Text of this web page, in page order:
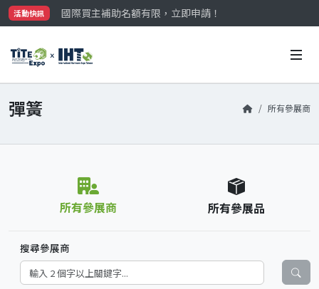
活動快訊
國際買主補助名額有限，立即申請！
參觀門票開放申請中‼️
國際買主補助名額有限，立即申請！
彈簧 所有參展商
所有參展商 所有參展品
搜尋參展商